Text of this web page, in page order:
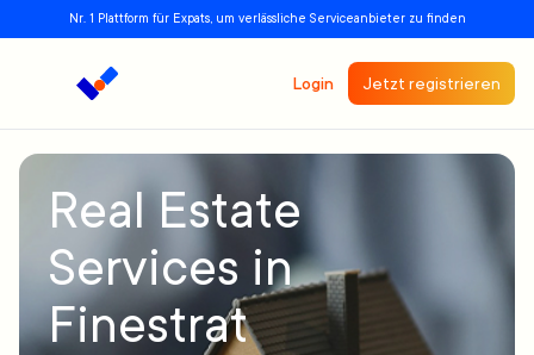
Nr. 1 Plattform für Expats, um verlässliche Serviceanbieter zu finden
Login Jetzt registrieren
Real Estate
Services in
Finestrat